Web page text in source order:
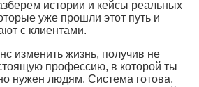
истории и кейсы реальных
уже прошли этот путь и
с клиентами.
изменить жизнь, получив не
профессию, в которой ты
нужен людям. Система готова,